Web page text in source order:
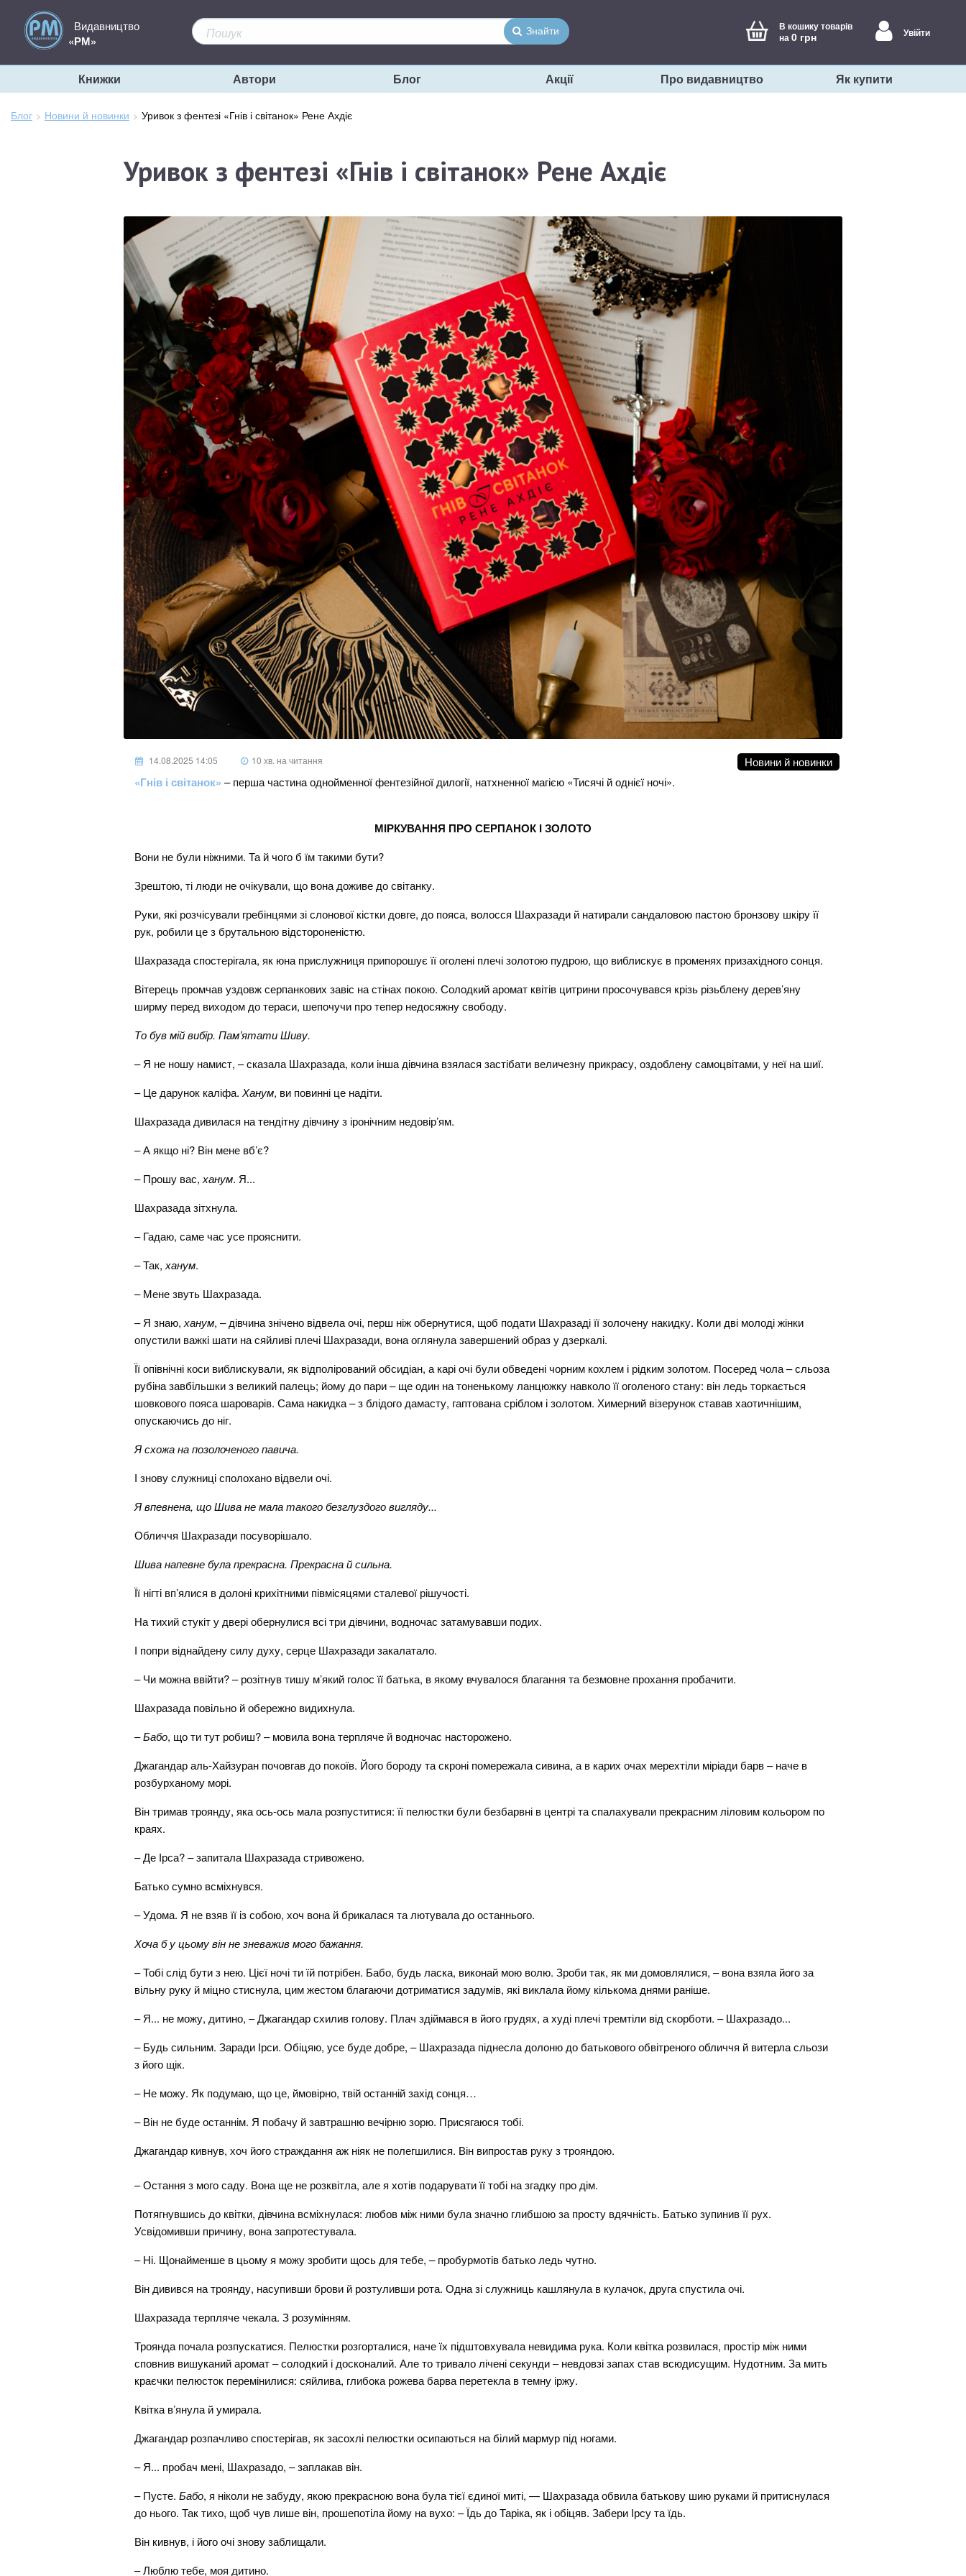
Видавництво
«РМ»
Знайти
В кошику товарів
на0 грн Увійти
Книжки Автори Блог Акції Про видавництво Як купити
Блог Новини й новинки
Зараз
Уривок з фентезі «Гнів і світанок» Рене Ахдіє
Уривок з фентезі «Гнів і світанок» Рене Ахдіє
14.08.2025 14:05 10 хв. на читання Новини й новинки
«Гнів і світанок» – перша частина однойменної фентезійної дилогії, натхненної магією «Тисячі й однієї ночі».
МІРКУВАННЯ ПРО СЕРПАНОК І ЗОЛОТО
Вони не були ніжними. Та й чого б їм такими бути?
Зрештою, ті люди не очікували, що вона доживе до світанку.
Руки, які розчісували гребінцями зі слонової кістки довге, до пояса, волосся Шахразади й натирали сандаловою пастою бронзову шкіру її
рук, робили це з брутальною відстороненістю.
Шахразада спостерігала, як юна прислужниця припорошує її оголені плечі золотою пудрою, що виблискує в променях призахідного сонця.
Вітерець промчав уздовж серпанкових завіс на стінах покою. Солодкий аромат квітів цитрини просочувався крізь різьблену дерев’яну
ширму перед виходом до тераси, шепочучи про тепер недосяжну свободу.
То був мій вибір. Пам’ятати Шиву.
– Я не ношу намист, – сказала Шахразада, коли інша дівчина взялася застібати величезну прикрасу, оздоблену самоцвітами, у неї на шиї.
– Це дарунок каліфа. Ханум, ви повинні це надіти.
Шахразада дивилася на тендітну дівчину з іронічним недовір’ям.
– А якщо ні? Він мене вб’є?
– Прошу вас, ханум. Я...
Шахразада зітхнула.
– Гадаю, саме час усе прояснити.
– Так, ханум.
– Мене звуть Шахразада.
– Я знаю, ханум, – дівчина знічено відвела очі, перш ніж обернутися, щоб подати Шахразаді її золочену накидку. Коли дві молоді жінки
опустили важкі шати на сяйливі плечі Шахразади, вона оглянула завершений образ у дзеркалі.
Її опівнічні коси виблискували, як відполірований обсидіан, а карі очі були обведені чорним кохлем і рідким золотом. Посеред чола – сльоза
рубіна завбільшки з великий палець; йому до пари – ще один на тоненькому ланцюжку навколо її оголеного стану: він ледь торкається
шовкового пояса шароварів. Сама накидка – з блідого дамасту, гаптована сріблом і золотом. Химерний візерунок ставав хаотичнішим,
опускаючись до ніг.
Я схожа на позолоченого павича.
І знову служниці сполохано відвели очі.
Я впевнена, що Шива не мала такого безглуздого вигляду...
Обличчя Шахразади посуворішало.
Шива напевне була прекрасна. Прекрасна й сильна.
Її нігті вп’ялися в долоні крихітними півмісяцями сталевої рішучості.
На тихий стукіт у двері обернулися всі три дівчини, водночас затамувавши подих.
І попри віднайдену силу духу, серце Шахразади закалатало.
– Чи можна ввійти? – розітнув тишу м’який голос її батька, в якому вчувалося благання та безмовне прохання пробачити.
Шахразада повільно й обережно видихнула.
–Бабо, що ти тут робиш? – мовила вона терпляче й водночас насторожено.
Джагандар аль-Хайзуран почовгав до покоїв. Його бороду та скроні помережала сивина, а в карих очах мерехтіли міріади барв – наче в
розбурханому морі.
Він тримав троянду, яка ось-ось мала розпуститися: її пелюстки були безбарвні в центрі та спалахували прекрасним ліловим кольором по
краях.
– Де Ірса? – запитала Шахразада стривожено.
Батько сумно всміхнувся.
– Удома. Я не взяв її із собою, хоч вона й брикалася та лютувала до останнього.
Хоча б у цьому він не зневажив мого бажання.
– Тобі слід бути з нею. Цієї ночі ти їй потрібен. Бабо, будь ласка, виконай мою волю. Зроби так, як ми домовлялися, – вона взяла його за
вільну руку й міцно стиснула, цим жестом благаючи дотриматися задумів, які виклала йому кількома днями раніше.
– Я... не можу, дитино, – Джагандар схилив голову. Плач здіймався в його грудях, а худі плечі тремтіли від скорботи. – Шахразадо...
– Будь сильним. Заради Ірси. Обіцяю, усе буде добре, – Шахразада піднесла долоню до батькового обвітреного обличчя й витерла сльози
з його щік.
– Не можу. Як подумаю, що це, ймовірно, твій останній захід сонця…
– Він не буде останнім. Я побачу й завтрашню вечірню зорю. Присягаюся тобі.
Джагандар кивнув, хоч його страждання аж ніяк не полегшилися. Він випростав руку з трояндою.
– Остання з мого саду. Вона ще не розквітла, але я хотів подарувати її тобі на згадку про дім.
Потягнувшись до квітки, дівчина всміхнулася: любов між ними була значно глибшою за просту вдячність. Батько зупинив її рух.
Усвідомивши причину, вона запротестувала.
– Ні. Щонайменше в цьому я можу зробити щось для тебе, – пробурмотів батько ледь чутно.
Він дивився на троянду, насупивши брови й розтуливши рота. Одна зі служниць кашлянула в кулачок, друга спустила очі.
Шахразада терпляче чекала. З розумінням.
Троянда почала розпускатися. Пелюстки розгорталися, наче їх підштовхувала невидима рука. Коли квітка розвилася, простір між ними
сповнив вишуканий аромат – солодкий і досконалий. Але то тривало лічені секунди – невдовзі запах став всюдисущим. Нудотним. За мить
краєчки пелюсток перемінилися: сяйлива, глибока рожева барва перетекла в темну іржу.
Квітка в’янула й умирала.
Джагандар розпачливо спостерігав, як засохлі пелюстки осипаються на білий мармур під ногами.
– Я... пробач мені, Шахразадо, – заплакав він.
– Пусте. Бабо, я ніколи не забуду, якою прекрасною вона була тієї єдиної миті, — Шахразада обвила батькову шию руками й притиснулася
до нього. Так тихо, щоб чув лише він, прошепотіла йому на вухо: – Їдь до Таріка, як і обіцяв. Забери Ірсу та їдь.
Він кивнув, і його очі знову заблищали.
– Люблю тебе, моя дитино.